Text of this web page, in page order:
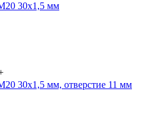
30x1,5 мм
30x1,5 мм, отверстие 11 мм